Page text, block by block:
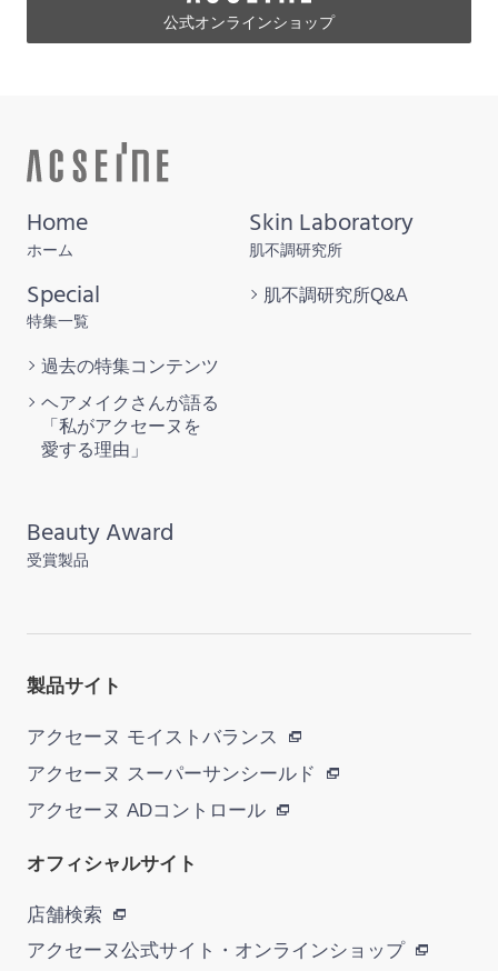
公式オンラインショップ
Home
ホーム
Special
特集一覧
過去の特集コンテンツ
ヘアメイクさんが語る
「私がアクセーヌを
愛する理由」
Skin Laboratory
肌不調研究所
肌不調研究所Q&A
Beauty Award
受賞製品
製品サイト
アクセーヌ モイストバランス
アクセーヌ スーパーサンシールド
アクセーヌ ADコントロール
オフィシャルサイト
店舗検索
アクセーヌ公式サイト・ オンラインショップ